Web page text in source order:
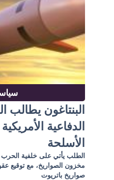
البنتاغون يطالب
الدفاعية
الأسلحة
الطلب يأتي على خلفية الحرب
مخزون الصواريخ، مع توقيع
صواريخ باتريوت